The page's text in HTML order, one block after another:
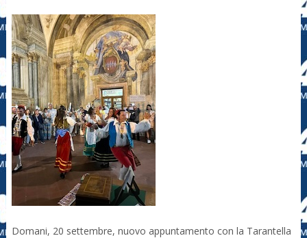
Domani, 20 settembre, nuovo appuntamento con la Tarantella